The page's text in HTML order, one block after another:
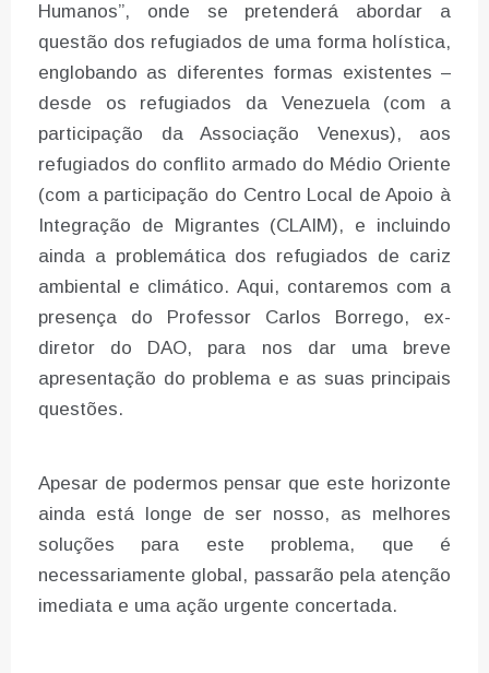
Humanos”, onde se pretenderá abordar a
questão dos refugiados de uma forma holística,
englobando as diferentes formas existentes –
desde os refugiados da Venezuela (com a
participação da Associação Venexus), aos
refugiados do conflito armado do Médio Oriente
(com a participação do Centro Local de Apoio à
Integração de Migrantes (CLAIM), e incluindo
ainda a problemática dos refugiados de cariz
ambiental e climático. Aqui, contaremos com a
presença do Professor Carlos Borrego, ex-
diretor do DAO, para nos dar uma breve
apresentação do problema e as suas principais
questões.
Apesar de podermos pensar que este horizonte
ainda está longe de ser nosso, as melhores
soluções para este problema, que é
necessariamente global, passarão pela atenção
imediata e uma ação urgente concertada.